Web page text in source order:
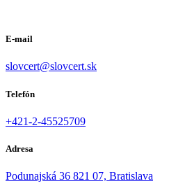
E-mail
slovcert@slovcert.sk
Telefón
+421-2-45525709
Adresa
Podunajská 36 821 07, Bratislava